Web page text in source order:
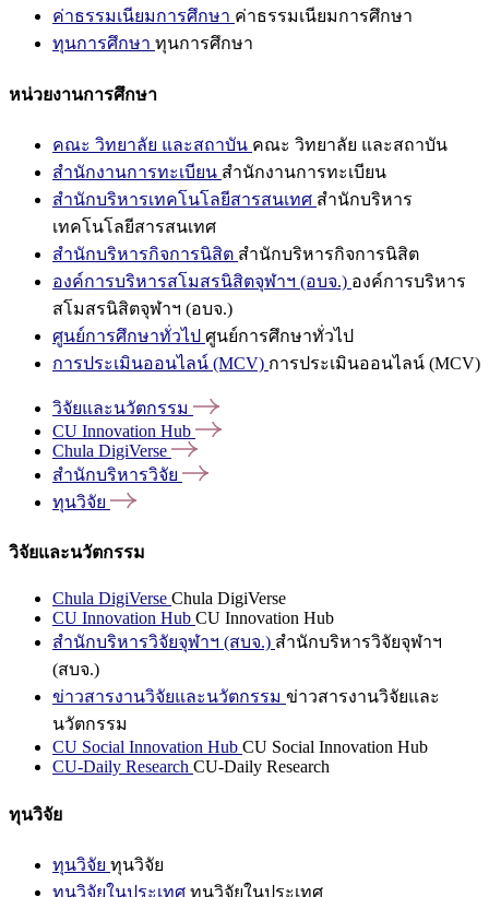
ค่าธรรมเนียมการศึกษา ค่าธรรมเนียมการศึกษา
ทุนการศึกษา ทุนการศึกษา
หน่วยงานการศึกษา
คณะ วิทยาลัย และสถาบัน คณะ วิทยาลัย และสถาบัน
สำนักงานการทะเบียน สำนักงานการทะเบียน
สำนักบริหารเทคโนโลยีสารสนเทศ สำนักบริหาร
เทคโนโลยีสารสนเทศ
สำนักบริหารกิจการนิสิต สำนักบริหารกิจการนิสิต
องค์การบริหารสโมสรนิสิตจุฬาฯ (อบจ.) องค์การบริหาร
สโมสรนิสิตจุฬาฯ (อบจ.)
ศูนย์การศึกษาทั่วไป ศูนย์การศึกษาทั่วไป
การประเมินออนไลน์ (MCV) การประเมินออนไลน์ (MCV)
วิจัยและนวัตกรรม
CU Innovation Hub
Chula DigiVerse
สำนักบริหารวิจัย
ทุนวิจัย
วิจัยและนวัตกรรม
Chula DigiVerse Chula DigiVerse
CU Innovation Hub CU Innovation Hub
สำนักบริหารวิจัยจุฬาฯ (สบจ.) สำนักบริหารวิจัยจุฬาฯ
(สบจ.)
ข่าวสารงานวิจัยและนวัตกรรม ข่าวสารงานวิจัยและ
นวัตกรรม
CU Social Innovation Hub CU Social Innovation Hub
CU-Daily Research CU-Daily Research
ทุนวิจัย
ทุนวิจัย ทุนวิจัย
ทุนวิจัยในประเทศ ทุนวิจัยในประเทศ